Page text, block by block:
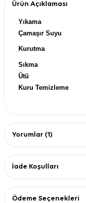
Ürün Açıklaması
Yıkama
Çamaşır Suyu
Kurutma
Sıkma
Ütü
Kuru Temizleme
Yorumlar (1)
İade Koşulları
Ödeme Seçenekleri